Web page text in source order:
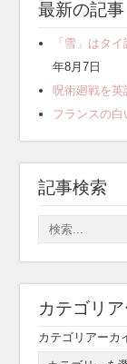
最新の記事
「雪」はタ
年8月7日
呪術廻戦を英
フランスの白
記事検索
カテゴリ
カテゴリアーカ